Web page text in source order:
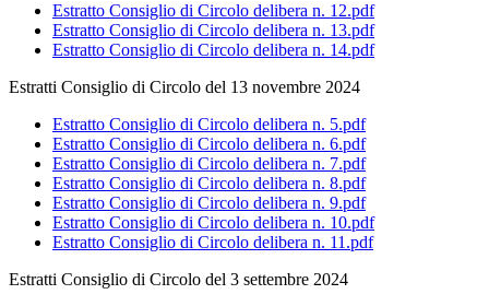
Estratto Consiglio di Circolo delibera n. 12.pdf
Estratto Consiglio di Circolo delibera n. 13.pdf
Estratto Consiglio di Circolo delibera n. 14.pdf
Estratti Consiglio di Circolo del 13 novembre 2024
Estratto Consiglio di Circolo delibera n. 5.pdf
Estratto Consiglio di Circolo delibera n. 6.pdf
Estratto Consiglio di Circolo delibera n. 7.pdf
Estratto Consiglio di Circolo delibera n. 8.pdf
Estratto Consiglio di Circolo delibera n. 9.pdf
Estratto Consiglio di Circolo delibera n. 10.pdf
Estratto Consiglio di Circolo delibera n. 11.pdf
Estratti Consiglio di Circolo del 3 settembre 2024